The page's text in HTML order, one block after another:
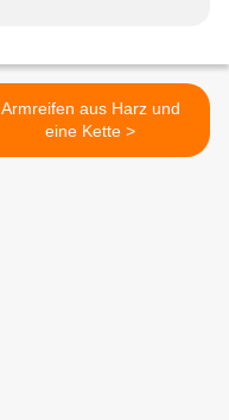
Armreifen aus Harz und
eine Kette >